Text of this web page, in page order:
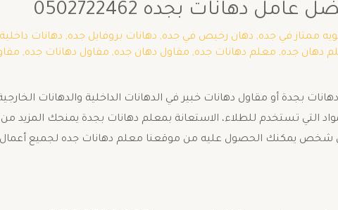
دهانات بجده 0502722462
ممتاز في جده, دهان رخيص في جده, دهانات بروفايل جده, دهانات
دهان جده, معلم دهانات جده, مقاول دهان جده, مقاول دهانات جده,
بجدة أو مقاول دهانات خبير في الدهانات الداخلية والدهانات
التي تستخدم للطلاء، الاستعانة بمعلم دهانات بجدة يمنحك
شخص يمكنك الحصول عليه من موقعنا معلم دهانات جده لجميع